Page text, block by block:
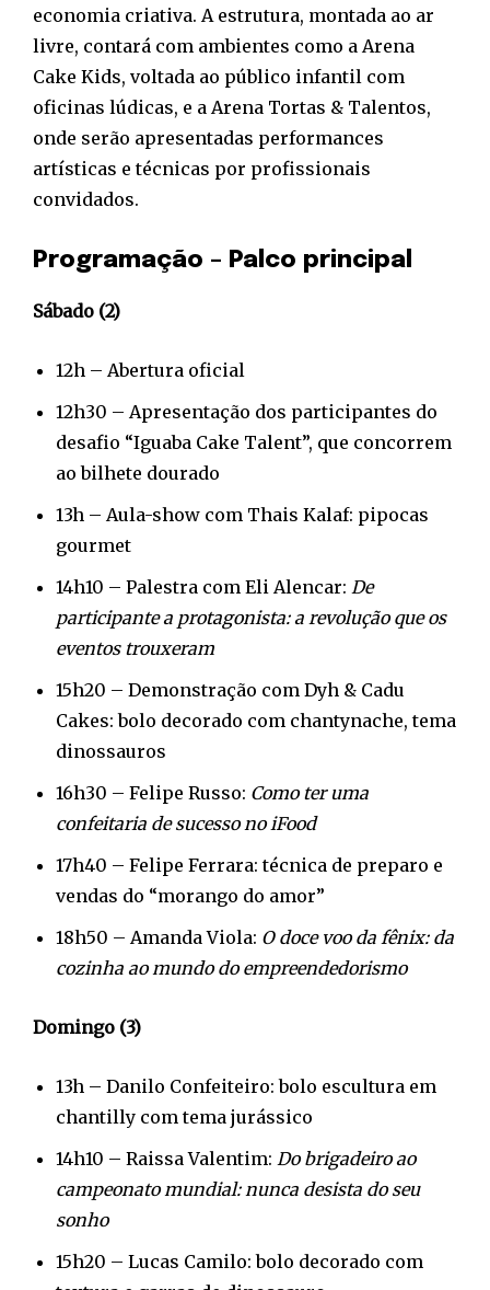
economia criativa. A estrutura, montada ao ar
livre, contará com ambientes como a Arena
Cake Kids, voltada ao público infantil com
oficinas lúdicas, e a Arena Tortas & Talentos,
onde serão apresentadas performances
artísticas e técnicas por profissionais
convidados.
Programação – Palco principal
Sábado (2)
12h – Abertura oficial
12h30 – Apresentação dos participantes do
desafio “Iguaba Cake Talent”, que concorrem
ao bilhete dourado
13h – Aula-show com Thais Kalaf: pipocas
gourmet
14h10 – Palestra com Eli Alencar: De
participante a protagonista: a revolução que os
eventos trouxeram
15h20 – Demonstração com Dyh & Cadu
Cakes: bolo decorado com chantynache, tema
dinossauros
16h30 – Felipe Russo: Como ter uma
confeitaria de sucesso no iFood
17h40 – Felipe Ferrara: técnica de preparo e
vendas do “morango do amor”
18h50 – Amanda Viola: O doce voo da fênix: da
cozinha ao mundo do empreendedorismo
Domingo (3)
13h – Danilo Confeiteiro: bolo escultura em
chantilly com tema jurássico
14h10 – Raissa Valentim: Do brigadeiro ao
campeonato mundial: nunca desista do seu
sonho
15h20 – Lucas Camilo: bolo decorado com